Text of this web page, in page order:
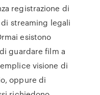
registrazione di
di streaming legali
esistono
guardare film a
visione di
oppure di